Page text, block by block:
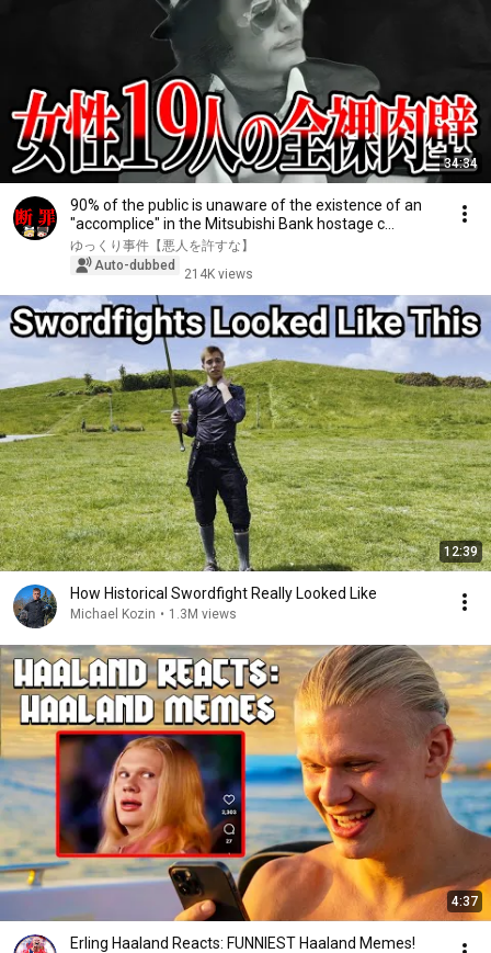
34:34
90% of the public is unaware of the existence of an
"accomplice" in the Mitsubishi Bank hostage c...
ゆっくり事件【悪人を許すな】
Auto-dubbed
214K views
12:39
How Historical Swordfight Really Looked Like
Michael Kozin • 1.3M views
4:37
Erling Haaland Reacts: FUNNIEST Haaland Memes!